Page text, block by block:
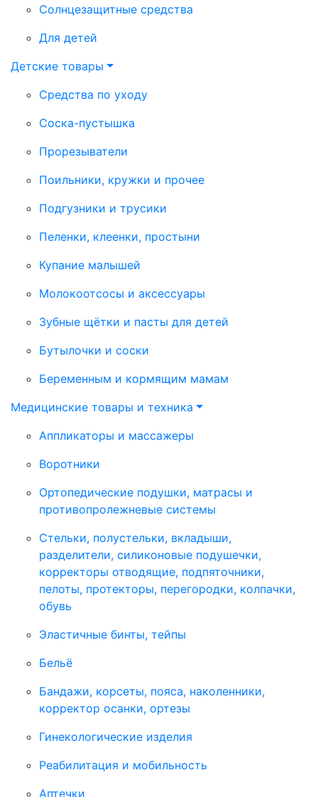
Солнцезащитные средства
Для детей
Детские товары
Средства по уходу
Соска-пустышка
Прорезыватели
Поильники, кружки и прочее
Подгузники и трусики
Пеленки, клеенки, простыни
Купание малышей
Молокоотсосы и аксессуары
Зубные щётки и пасты для детей
Бутылочки и соски
Беременным и кормящим мамам
Медицинские товары и техника
Аппликаторы и массажеры
Воротники
Ортопедические подушки, матрасы и
противопролежневые системы
Стельки, полустельки, вкладыши,
разделители, силиконовые подушечки,
корректоры отводящие, подпяточники,
пелоты, протекторы, перегородки, колпачки,
обувь
Эластичные бинты, тейпы
Бельё
Бандажи, корсеты, пояса, наколенники,
корректор осанки, ортезы
Гинекологические изделия
Реабилитация и мобильность
Аптечки